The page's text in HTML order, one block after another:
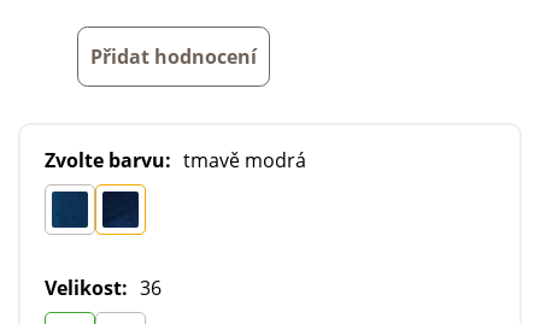
Přidat hodnocení
Zvolte barvu: tmavě modrá
Velikost: 36